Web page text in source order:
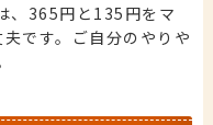
、365円と135円をマ
です。ご自分のやりや